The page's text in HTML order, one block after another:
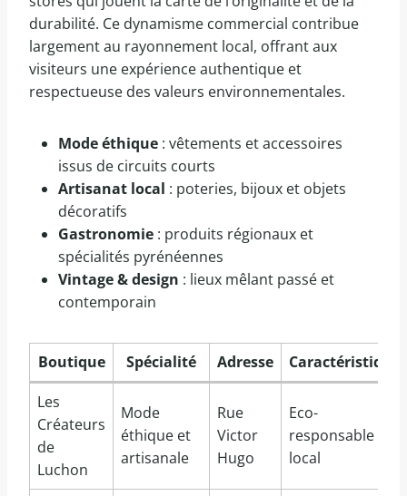
durabilité. Ce dynamisme commercial contribue
largement au rayonnement local, offrant aux
visiteurs une expérience authentique et
respectueuse des valeurs environnementales.
Mode éthique : vêtements et accessoires
issus de circuits courts
Artisanat local : poteries, bijoux et objets
décoratifs
Gastronomie : produits régionaux et
spécialités pyrénéennes
Vintage & design : lieux mêlant passé et
contemporain
Boutique Spécialité Adresse
Caractéristique
Les
Créateurs
de
Luchon
Mode
éthique et
artisanale
Rue
Victor
Hugo
Eco-
responsable et
local